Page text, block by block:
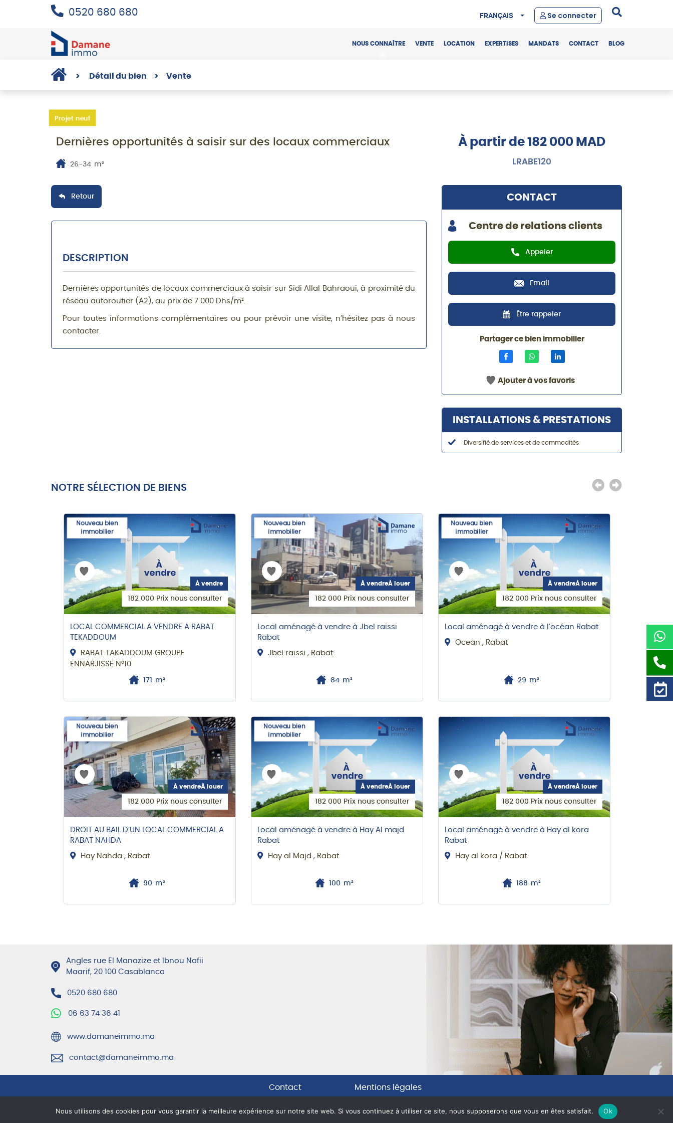
0520 680 680 Se connecter
FRANÇAIS
NOUS CONNAÎTRE VENTE LOCATION EXPERTISES MANDATS CONTACT BLOG
> Détail du bien > Vente
Projet neuf
Dernières opportunités à saisir sur des locaux commerciaux
26-34 m²
À partir de 182 000 MAD
LRABE120
Retour
DESCRIPTION
Dernières opportunités de locaux commerciaux à saisir sur Sidi Allal Bahraoui, à proximité du
réseau autoroutier (A2), au prix de 7 000 Dhs/m².
Pour toutes informations complémentaires ou pour prévoir une visite, n’hésitez pas à nous
contacter.
CONTACT
Centre de relations clients
Appeler
Email
Être rappeler
Partager ce bien immobilier
Ajouter à vos favoris
INSTALLATIONS & PRESTATIONS
Diversifié de services et de commodités
NOTRE SÉLECTION DE BIENS
Nouveau bien
immobilier
À vendre
182 000 Prix nous consulter
LOCAL COMMERCIAL A VENDRE A RABAT
TEKADDOUM
RABAT TAKADDOUM GROUPE
ENNARJISSE N°10
171 m²
Nouveau bien
immobilier
À vendreÀ louer
182 000 Prix nous consulter
DROIT AU BAIL D’UN LOCAL COMMERCIAL A
RABAT NAHDA
Hay Nahda , Rabat
90 m²
Nouveau bien
immobilier
À vendreÀ louer
182 000 Prix nous consulter
Local aménagé à vendre à Jbel raissi
Rabat
Jbel raissi , Rabat
84 m²
Nouveau bien
immobilier
À vendreÀ louer
182 000 Prix nous consulter
Local aménagé à vendre à Hay Al majd
Rabat
Hay al Majd , Rabat
100 m²
Nouveau bien
immobilier
À vendreÀ louer
182 000 Prix nous consulter
Local aménagé à vendre à l’océan Rabat
Ocean , Rabat
29 m²
À vendreÀ louer
182 000 Prix nous consulter
Local aménagé à vendre à Hay al kora
Rabat
Hay al kora / Rabat
188 m²
LOCAL
SIDI
AVENUE
Angles rue El Manazize et Ibnou Nafii
Maarif, 20 100 Casablanca
0520 680 680
06 63 74 36 41
www.damaneimmo.ma
contact@damaneimmo.ma
Contact Mentions légales
© DAMANE IMMO 2021
Nous utilisons des cookies pour vous garantir la meilleure expérience sur notre site web. Si vous continuez à utiliser ce site, nous supposerons que vous en êtes satisfait. Ok